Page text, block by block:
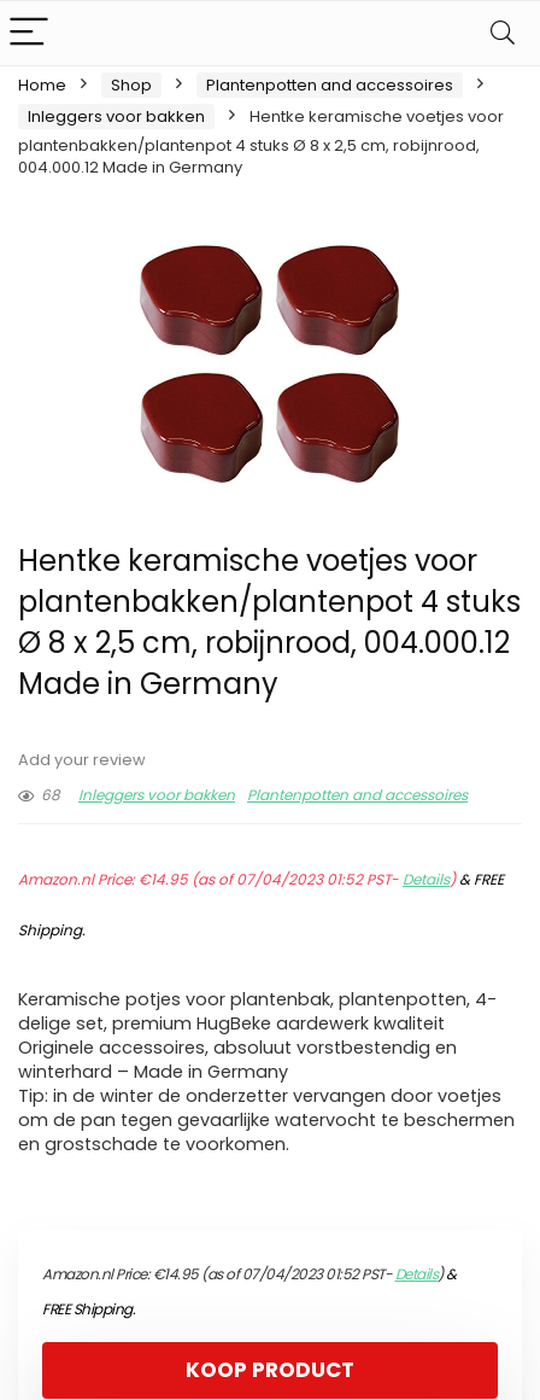
Home Shop
Plantenpotten and accessoires
Inleggers voor bakken
Hentke keramische voetjes voor
plantenbakken/plantenpot 4 stuks Ø 8 x 2,5 cm, robijnrood,
004.000.12 Made in Germany
Hentke keramische voetjes voor
plantenbakken/plantenpot 4 stuks
Ø 8 x 2,5 cm, robijnrood, 004.000.12
Made in Germany
Add your review
68
Inleggers voor bakken Plantenpotten and accessoires
Amazon.nl Price:€14.95(as of 07/04/2023 01:52 PST- Details)&FREE
Shipping.
Keramische potjes voor plantenbak, plantenpotten, 4-
delige set, premium HugBeke aardewerk kwaliteit
Originele accessoires, absoluut vorstbestendig en
winterhard – Made in Germany
Tip: in de winter de onderzetter vervangen door voetjes
om de pan tegen gevaarlijke watervocht te beschermen
en grostschade te voorkomen.
Amazon.nl Price:€14.95(as of 07/04/2023 01:52 PST-Details)&
FREE Shipping.
KOOP PRODUCT